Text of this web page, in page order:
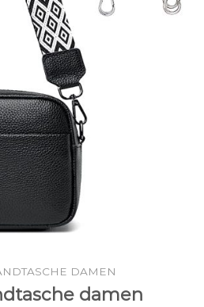
DAMEN
damen